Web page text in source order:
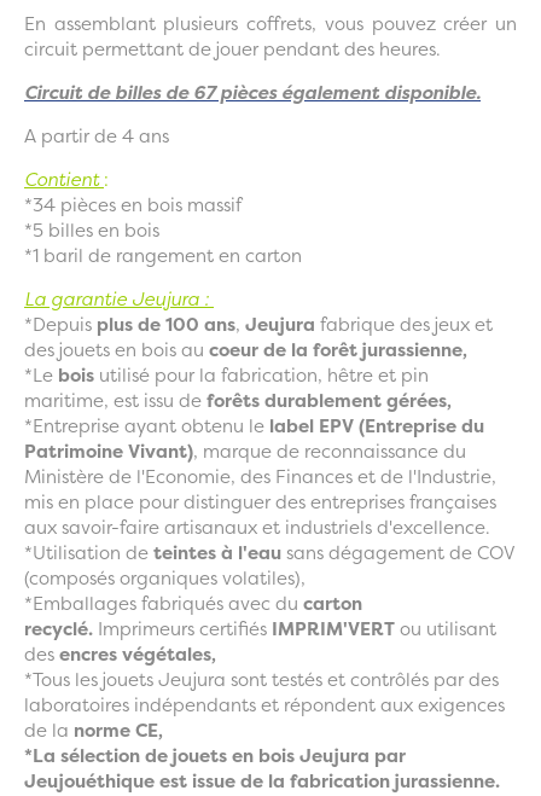
En assemblant plusieurs coffrets, vous pouvez créer un
circuit permettant de jouer pendant des heures.
Circuit de billes de 67 pièces également disponible.
A partir de 4 ans
Contient :
*34 pièces en bois massif
*5 billes en bois
*1 baril de rangement en carton
La garantie Jeujura :
*Depuis plus de 100 ans, Jeujura fabrique des jeux et
des jouets en bois au coeur de la forêt jurassienne,
*Le bois utilisé pour la fabrication, hêtre et pin
maritime, est issu deforêts durablement gérées,
*Entreprise ayant obtenu le label EPV (Entreprise du
Patrimoine Vivant), marque de reconnaissance du
Ministère de l'Economie, des Finances et de l'Industrie,
mis en place pour distinguer des entreprises françaises
aux savoir-faire artisanaux et industriels d'excellence.
*Utilisation deteintes à l'eausans dégagement de COV
(composés organiques volatiles),
*Emballages fabriqués avec du carton
recyclé. Imprimeurs certifiés IMPRIM'VERTou utilisant
desencres végétales,
*Tous les jouets Jeujura sont testés et contrôlés par des
laboratoires indépendants et répondent aux exigences
de la norme CE,
*La sélection de jouets en bois Jeujura par
Jeujouéthique est issue de la fabrication jurassienne.